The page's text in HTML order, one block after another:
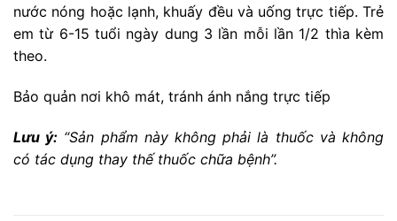
nước nóng hoặc lạnh, khuấy đều và uống trực tiếp. Trẻ
em từ 6-15 tuổi ngày dung 3 lần mỗi lần 1/2 thìa kèm
theo.
Bảo quản nơi khô mát, tránh ánh nắng trực tiếp
Lưu ý: “Sản phẩm này không phải là thuốc và không
có tác dụng thay thế thuốc chữa bệnh”.